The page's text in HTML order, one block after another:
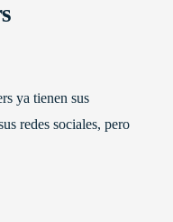
ya tienen sus
redes sociales, pero